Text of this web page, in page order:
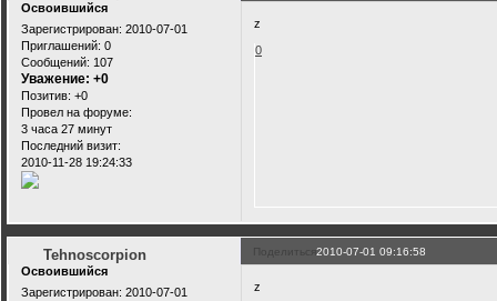
Освоившийся
Зарегистрирован: 2010-07-01
Приглашений: 0
Сообщений: 107
Уважение: +0
Позитив: +0
Провел на форуме:
3 часа 27 минут
Последний визит:
2010-11-28 19:24:33
z
0
Поделиться2010-07-01 09:16:58
Tehnoscorpion
Освоившийся
Зарегистрирован: 2010-07-01
z